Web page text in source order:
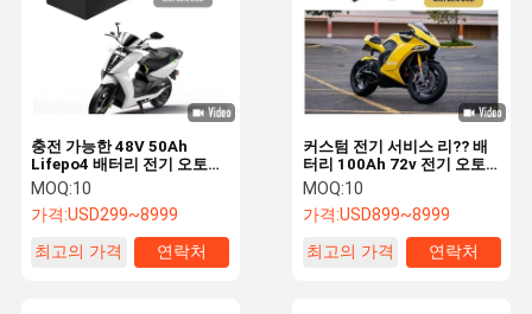
충전 가능한 48V 50Ah
Lifepo4 배터리 전기 오토바
이 리?? 이온 배터리 사용자
정의
MOQ:10
가격:USD299~8999
최고의 가격
연락처
커스텀 전기 서비스 리?? 배
터리 100Ah 72v 전기 오토
바이 배터리 고효율
MOQ:10
가격:USD899~8999
최고의 가격
연락처